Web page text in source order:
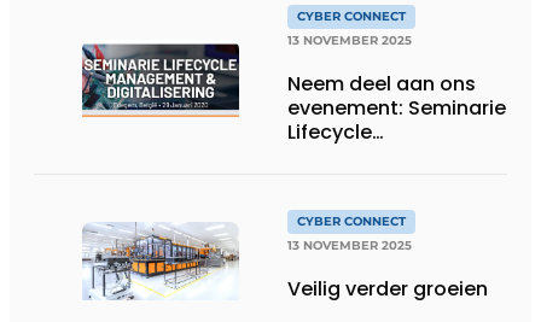
CYBER CONNECT
13 NOVEMBER 2025
Neem deel aan ons
evenement: Seminarie
Lifecycle
CYBER CONNECT
13 NOVEMBER 2025
Veilig verder groeien